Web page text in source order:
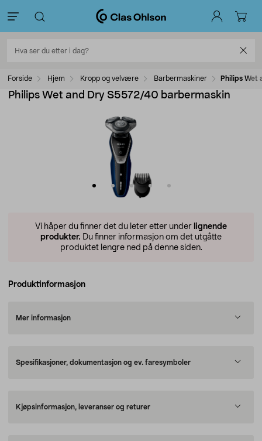
Forside Hjem Kropp og velvære Barbermaskiner Philips Wet
Philips Wet and Dry S5572/40 barbermaskin
Vi håper du finner det du leter etter under lignende
produkter. Du finner informasjon om det utgåtte
produktet lengre ned på denne siden.
Produktinformasjon
Mer informasjon
Spesifikasjoner, dokumentasjon og ev. faresymboler
Kjøpsinformasjon, leveranser og returer